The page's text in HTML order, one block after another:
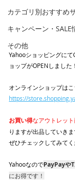
カテゴリ別おすすめ
キャンペーン・SALE
その他
Yahooショッピングにて
ョップがOPENしました！
オンラインショップはこ
https://
お買い得なアウトレッ
りますが出品していき
ぜひチェックしてみてく
YahooなのでPayPayや
にお得です！